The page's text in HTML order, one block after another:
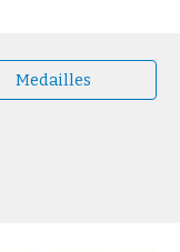
Medailles